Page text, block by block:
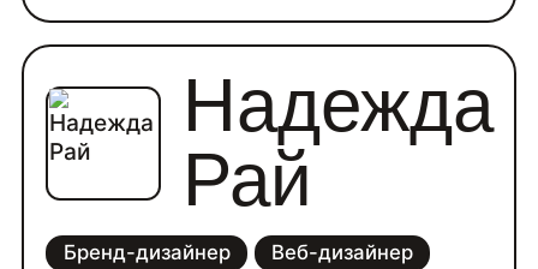
IT-индустрия, текстиль и одежда, общепит,
личный бренд, ЗОЖ, деревообработка.
Надежда
Рай
Бренд-дизайнер
Веб-дизайнер